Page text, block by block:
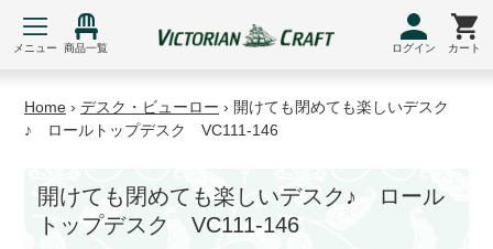
メニュー 商品一覧 ログイン カート
Home › デスク・ビューロー › 開けても閉めても楽しいデスク
♪ ロールトップデスク VC111-146
開けても閉めても楽しいデスク♪ ロール
トップデスク VC111-146